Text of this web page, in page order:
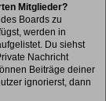
Mitglieder?
Boards zu
werden in
Du siehst
Nachricht
Beiträge deiner
ignorierst, dann